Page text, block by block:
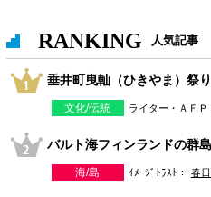
RANKING 人気記事
文化/伝統 ライター・ＡＦＰ
海/島 ｲﾒｰｼﾞﾄﾗｽﾄ： 春